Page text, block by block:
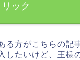
リック
る方がこちらの記
したいけど、王様